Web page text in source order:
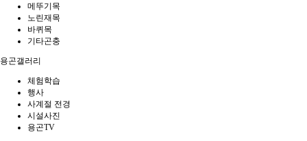
메뚜기목
노린재목
바퀴목
기타곤충
용곤갤러리
체험학습
행사
사계절 전경
시설사진
용곤TV